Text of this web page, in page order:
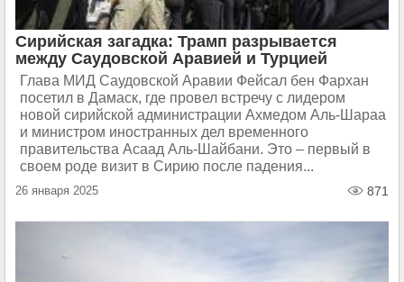
Сирийская загадка: Трамп разрывается
между Саудовской Аравией и Турцией
Глава МИД Саудовской Аравии Фейсал бен Фархан
посетил в Дамаск, где провел встречу с лидером
новой сирийской администрации Ахмедом Аль-Шараа
и министром иностранных дел временного
правительства Асаад Аль-Шайбани. Это – первый в
своем роде визит в Сирию после падения...
26 января 2025 871